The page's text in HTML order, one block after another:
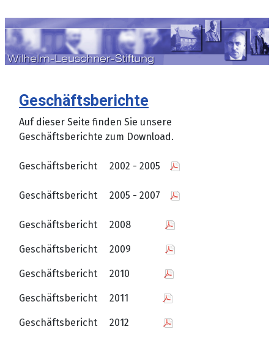
Geschäftsberichte
Auf dieser Seite finden Sie unsere
Geschäftsberichte zum Download.
Geschäftsbericht 2002 - 2005
Geschäftsbericht 2005 - 2007
Geschäftsbericht 2008
Geschäftsbericht 2009
Geschäftsbericht 2010
Geschäftsbericht 2011
Geschäftsbericht 2012